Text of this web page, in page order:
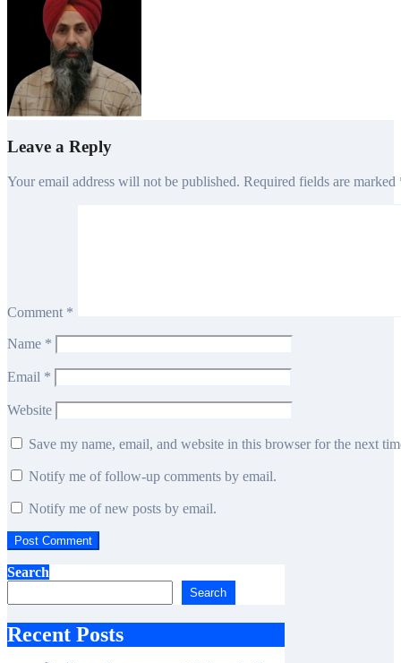
Leave a Reply
Your email address will not be published. Required fields are marked
Comment *
Name *
Email *
Website
Save my name, email, and website in this browser for the next
Notify me of follow-up comments by email.
Notify me of new posts by email.
Search
Search
Recent Posts